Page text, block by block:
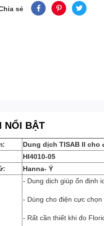
sẻ
NỔI BẬT
Dung dịch TISAB II cho
HI4010-05
Hanna- Ý
- Dung dịch giúp ổn định
- Dùng cho điện cực chọn
- Rất cần thiết khi đo